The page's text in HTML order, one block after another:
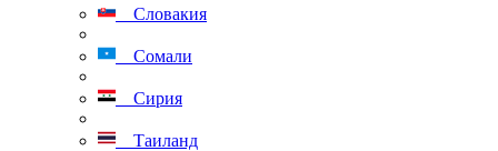
Словакия
Сомали
Сирия
Таиланд